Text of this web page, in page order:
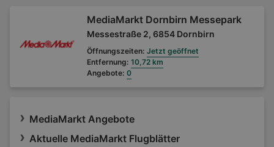
MediaMarkt Dornbirn Messepark
Messestraße 2, 6854 Dornbirn
Öffnungszeiten: Jetzt geöffnet
Entfernung: 10,72 km
Angebote: 0
MediaMarkt Angebote
Aktuelle MediaMarkt Flugblätter